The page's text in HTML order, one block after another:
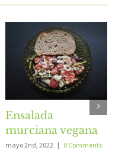
Ensalada
murciana vegana
mayo 2nd, 2022 | 0 Comments